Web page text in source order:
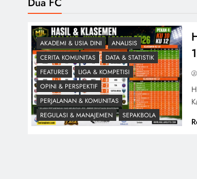
AKADEMI & USIA DINI
ANALISIS
CERITA KOMUNITAS
DATA & STATISTIK
FEATURES
LIGA & KOMPETISI
OPINI & PERSPEKTIF
PERJALANAN & KOMUNITAS
REGULASI & MANAJEMEN
SEPAKBOLA